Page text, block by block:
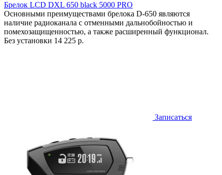
Брелок LCD DXL 650 black 5000 PRO
Основными преимуществами брелока D-650 являются
наличие радиоканала с отменными дальнобойностью и
помехозащищенностью, а также расширенный функционал.
Без установки 14 225 р.
Записаться